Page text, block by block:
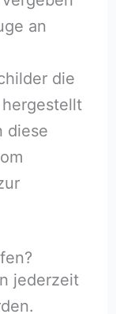
an
die
diese
jederzeit